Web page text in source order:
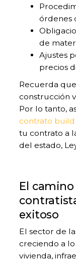
órdenes
de
Ajustes
precios
Recuerda
construcción
Por lo tanto,
contrato
tu contrato a
del estado,
El
exitoso
El sector de
creciendo a
vivienda,